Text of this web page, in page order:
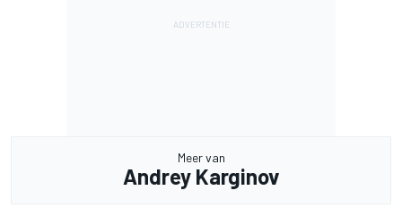
Meer van
Andrey Karginov